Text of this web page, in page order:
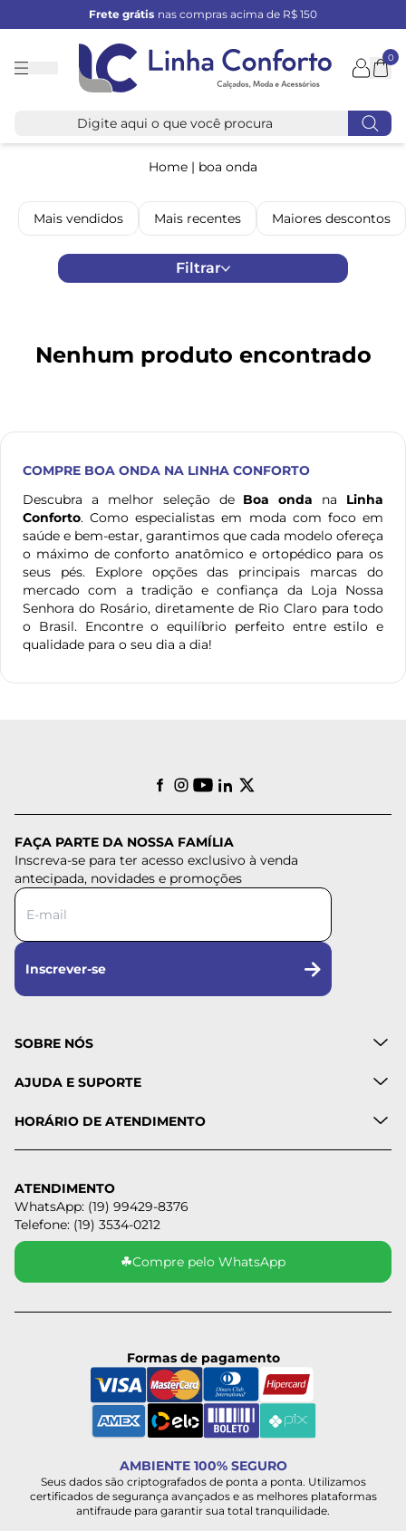
Frete grátis nas compras acima de R$ 150
Linha
0
Home | boa onda
Mais vendidos Mais recentes Maiores descontos
Filtrar
Nenhum produto encontrado
COMPRE BOA ONDA NA LINHA CONFORTO
Descubra a melhor seleção de Boa onda na Linha
Conforto. Como especialistas em moda com foco em
saúde e bem-estar, garantimos que cada modelo ofereça
o máximo de conforto anatômico e ortopédico para os
seus pés. Explore opções das principais marcas do
mercado com a tradição e confiança da Loja Nossa
Senhora do Rosário, diretamente de Rio Claro para todo
o Brasil. Encontre o equilíbrio perfeito entre estilo e
qualidade para o seu dia a dia!
FAÇA PARTE DA NOSSA FAMÍLIA
Inscreva-se para ter acesso exclusivo à venda
antecipada, novidades e promoções
Inscrever-se
SOBRE NÓS
AJUDA E SUPORTE
HORÁRIO DE ATENDIMENTO
ATENDIMENTO
WhatsApp: (19) 99429-8376
Telefone: (19) 3534-0212
☘Compre pelo WhatsApp
Formas de pagamento
AMBIENTE 100% SEGURO
Seus dados são criptografados de ponta a ponta. Utilizamos
certificados de segurança avançados e as melhores plataformas
antifraude para garantir sua total tranquilidade.